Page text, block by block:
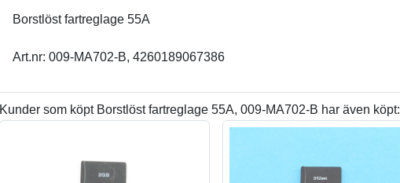
Borstlöst fartreglage 55A
Art.nr: 009-MA702-B, 4260189067386
Kunder som köpt Borstlöst fartreglage 55A, 009-MA702-B har även köpt: